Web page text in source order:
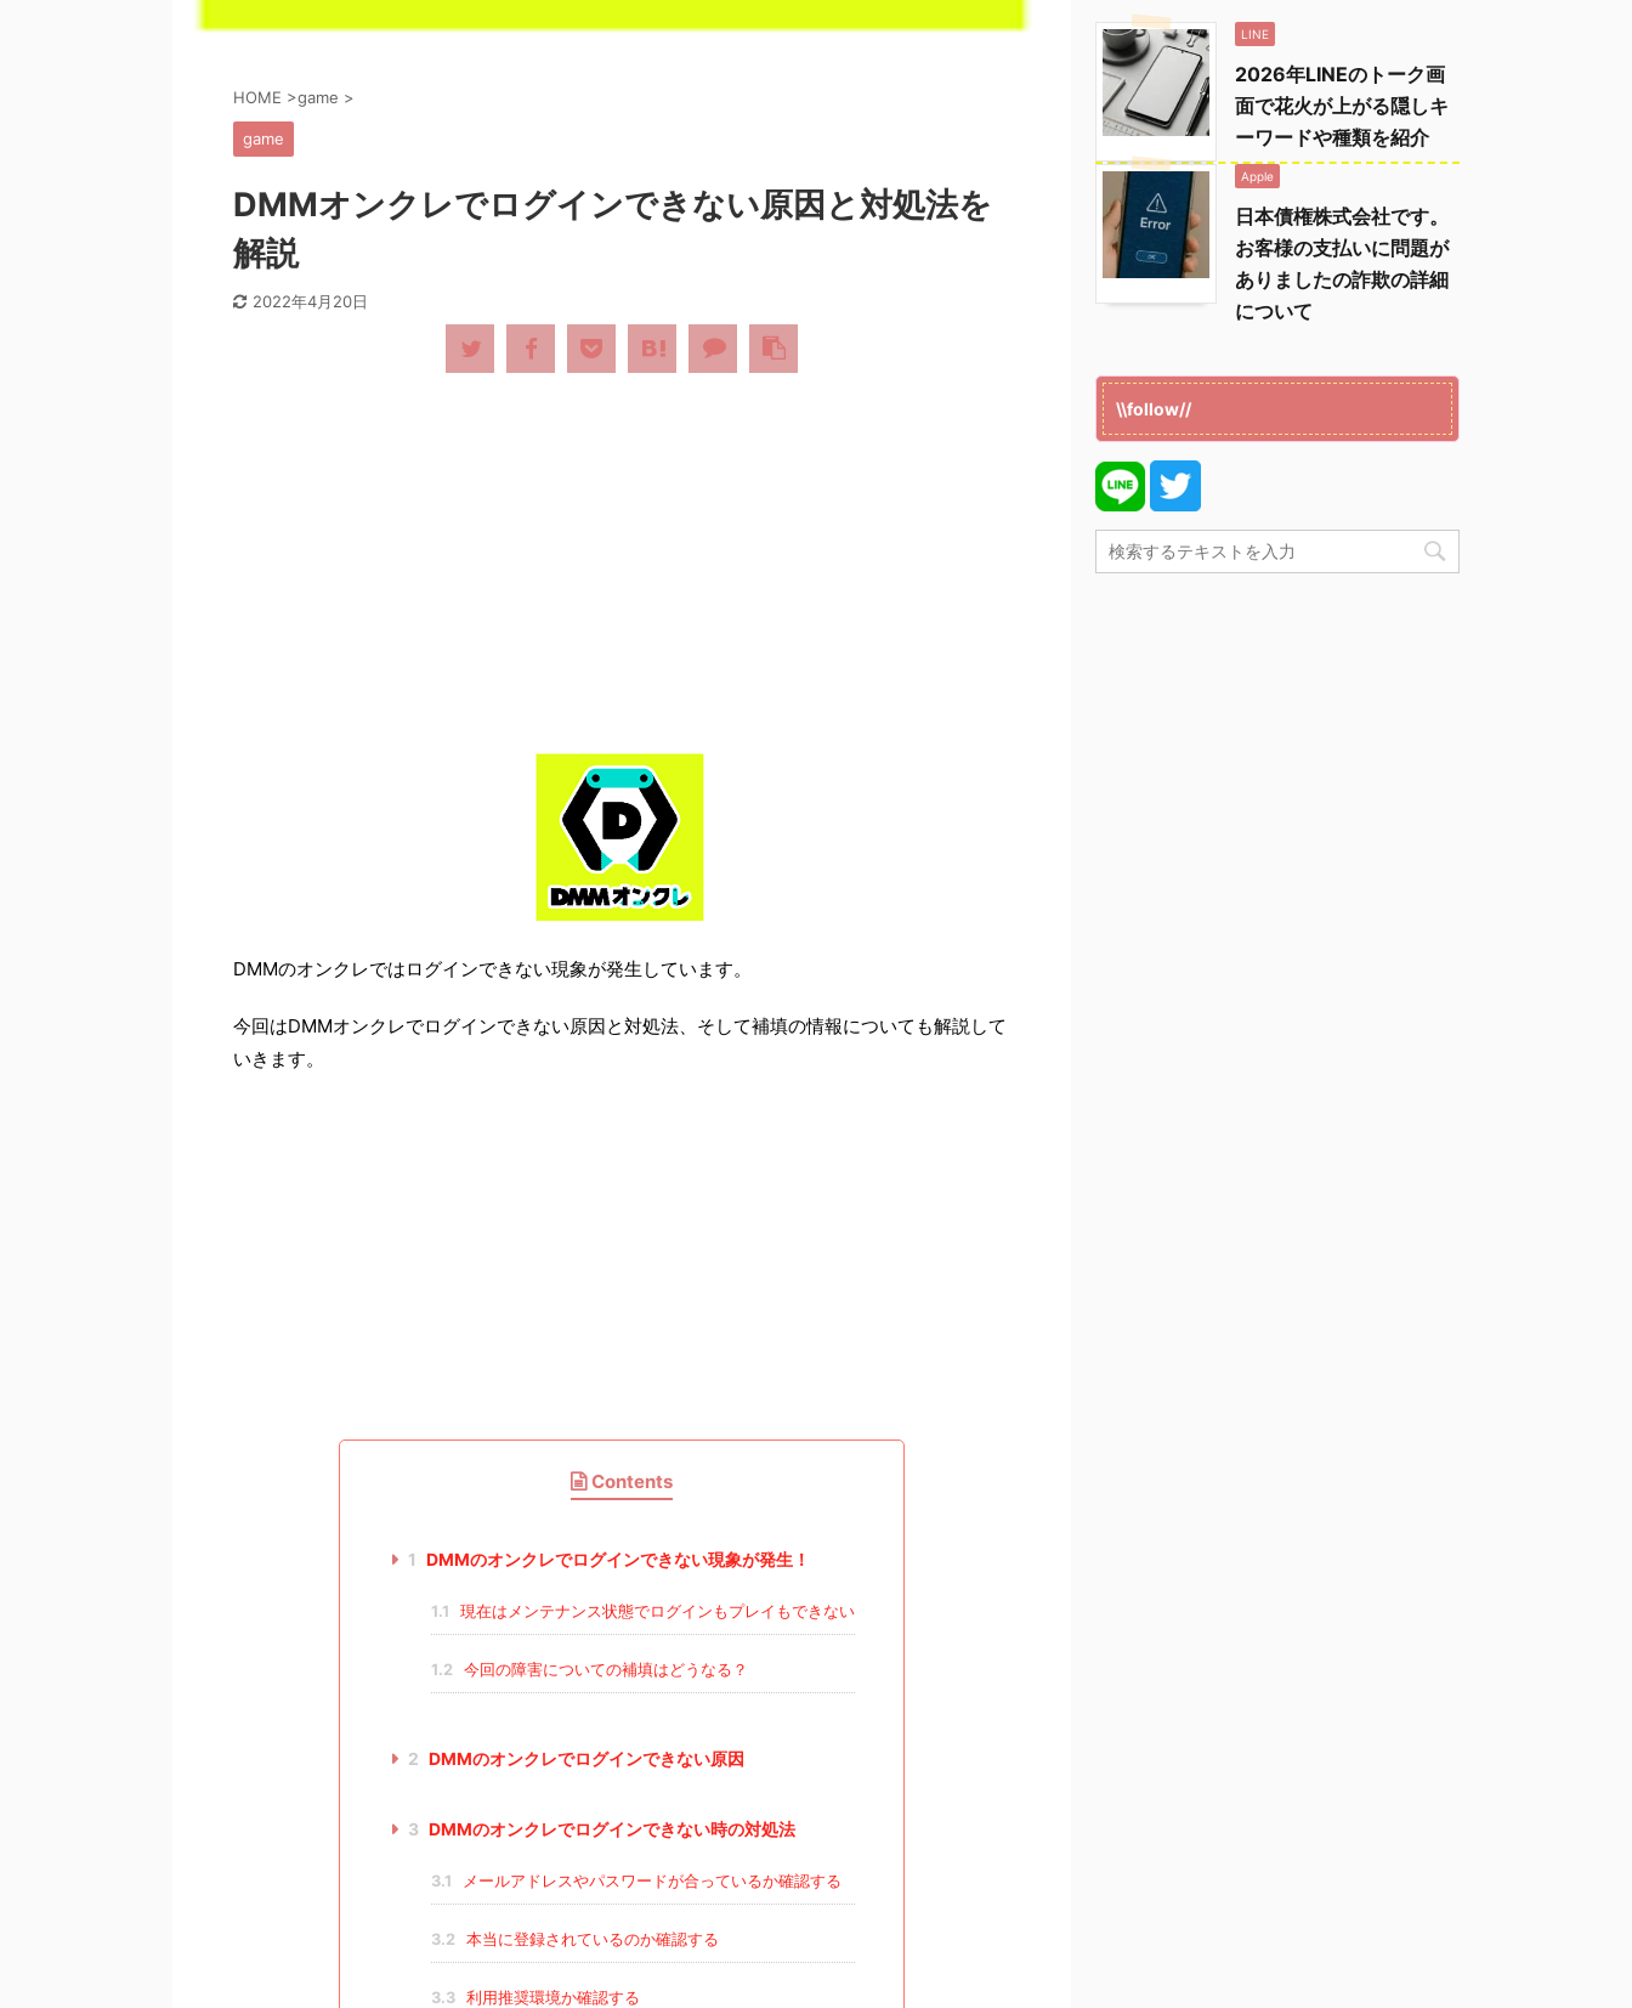
HOME >game >
game
DMMオンクレでログインできない原因と対処法を
解説
2022年4月20日
DMMのオンクレではログインできない現象が発生しています。
今回はDMMオンクレでログインできない原因と対処法、そして補填の情報についても解説して
いきます。
Contents
1 DMMのオンクレでログインできない現象が発生！
1.1 現在はメンテナンス状態でログインもプレイもできない
1.2 今回の障害についての補填はどうなる？
2 DMMのオンクレでログインできない原因
3 DMMのオンクレでログインできない時の対処法
3.1 メールアドレスやパスワードが合っているか確認する
3.2 本当に登録されているのか確認する
3.3 利用推奨環境か確認する
LINE
2026年LINEのトーク画
面で花火が上がる隠しキ
ーワードや種類を紹介
Apple
日本債権株式会社です。
お客様の支払いに問題が
ありましたの詐欺の詳細
について
\\follow//